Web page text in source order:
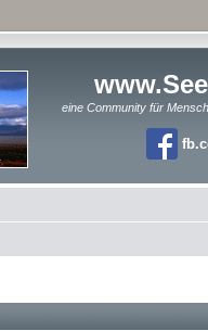
eine Community für